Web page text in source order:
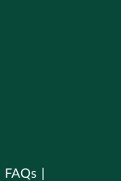
FAQs